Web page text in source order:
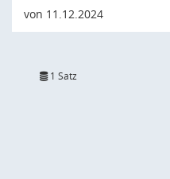
von 11.12.2024
1 Satz